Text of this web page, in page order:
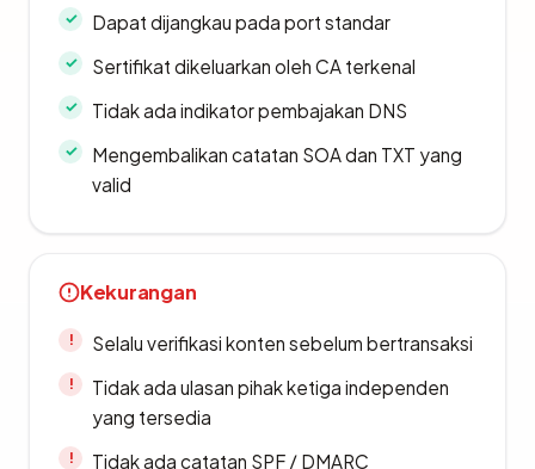
Dapat dijangkau pada port standar
Sertifikat dikeluarkan oleh CA terkenal
Tidak ada indikator pembajakan DNS
Mengembalikan catatan SOA dan TXT yang
valid
Kekurangan
Selalu verifikasi konten sebelum bertransaksi
Tidak ada ulasan pihak ketiga independen
yang tersedia
Tidak ada catatan SPF / DMARC